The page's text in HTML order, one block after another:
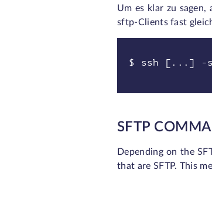
Um es klar zu sagen,
sftp-Clients fast
$ ssh [...] -
SFTP
Depending on the
that are SFTP. This